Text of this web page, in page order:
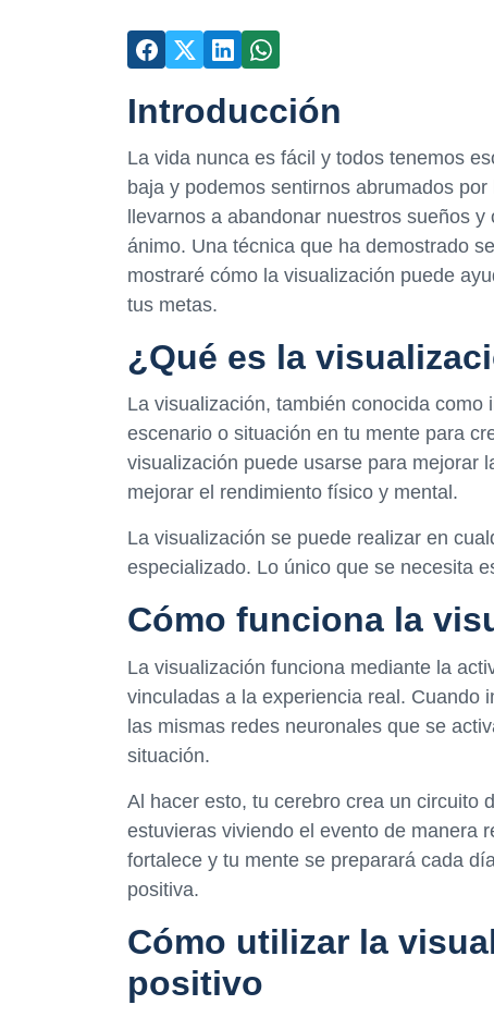
Introducción
La vida nunca es fácil y todos tenemos
baja y podemos sentirnos abrumados
llevarnos a abandonar nuestros sueños
ánimo. Una técnica que ha demostrado
mostraré cómo la visualización puede
tus metas.
¿Qué es la
La visualización, también conocida
escenario o situación en tu mente para
visualización puede usarse para mejorar
mejorar el rendimiento físico y mental.
La visualización se puede realizar en
especializado. Lo único que se necesita
Cómo funciona la
La visualización funciona mediante la
vinculadas a la experiencia real. Cuando
las mismas redes neuronales que se
situación.
Al hacer esto, tu cerebro crea un circuito
estuvieras viviendo el evento de manera
fortalece y tu mente se preparará cada
positiva.
Cómo utilizar la
positivo